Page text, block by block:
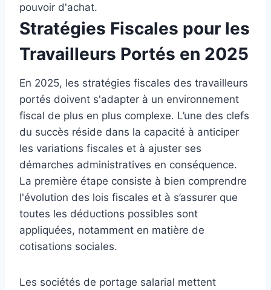
pouvoir d'achat.
Stratégies Fiscales pour les
Travailleurs Portés en 2025
En 2025, les stratégies fiscales des travailleurs
portés doivent s'adapter à un environnement
fiscal de plus en plus complexe. L’une des clefs
du succès réside dans la capacité à anticiper
les variations fiscales et à ajuster ses
démarches administratives en conséquence.
La première étape consiste à bien comprendre
l'évolution des lois fiscales et à s’assurer que
toutes les déductions possibles sont
appliquées, notamment en matière de
cotisations sociales.
Les sociétés de portage salarial mettent